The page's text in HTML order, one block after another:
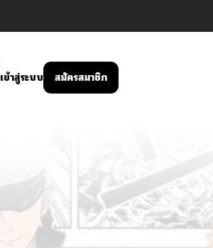
เข้าสู่ระบบ สมัครสมาชิก